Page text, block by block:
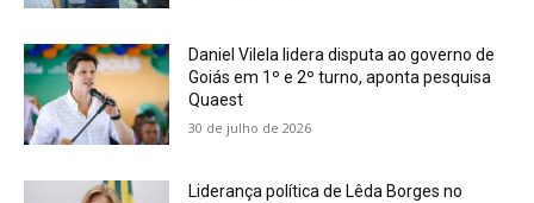
Daniel Vilela lidera disputa ao governo de
Goiás em 1º e 2º turno, aponta pesquisa
Quaest
30 de julho de 2026
Liderança política de Lêda Borges no